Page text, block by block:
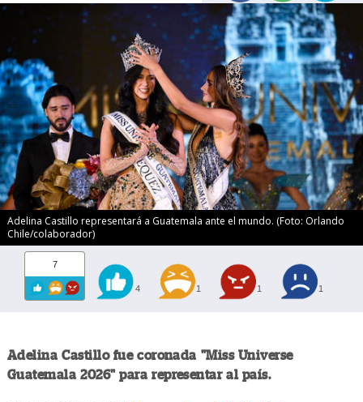
Adelina Castillo representará a Guatemala ante el mundo. (Foto: Orlando
Chile/colaborador)
7
4 1 1 1
Adelina Castillo fue coronada "Miss Universe
Guatemala 2026" para representar al país.